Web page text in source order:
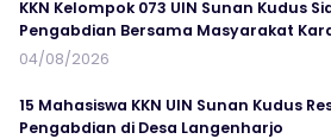
KKN Kelompok 073 UIN Sunan Kudus
Pengabdian Bersama Masyarakat
04/08/2026
15 Mahasiswa KKN UIN Sunan Kudus
Pengabdian di Desa Langenharjo